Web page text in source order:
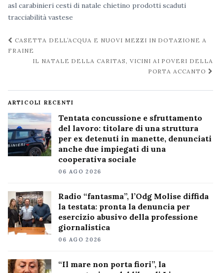
asl carabinieri cesti di natale chietino prodotti scaduti
tracciabilità vastese
Navigazione
post
CASETTA DELL’ACQUA E NUOVI MEZZI IN DOTAZIONE A
FRAINE
IL NATALE DELLA CARITAS, VICINI AI POVERI DELLA
PORTA ACCANTO
ARTICOLI RECENTI
Tentata concussione e sfruttamento
del lavoro: titolare di una struttura
per ex detenuti in manette, denunciati
anche due impiegati di una
cooperativa sociale
06 AGO 2026
Radio “fantasma”, l’Odg Molise diffida
la testata: pronta la denuncia per
esercizio abusivo della professione
giornalistica
06 AGO 2026
“Il mare non porta fiori”, la